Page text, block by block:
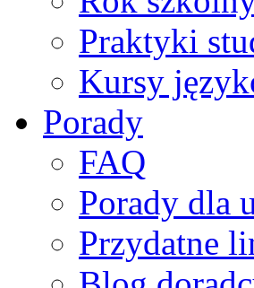
Praktyki
Kursy
Porady
FAQ
Porady dla
Przydatne